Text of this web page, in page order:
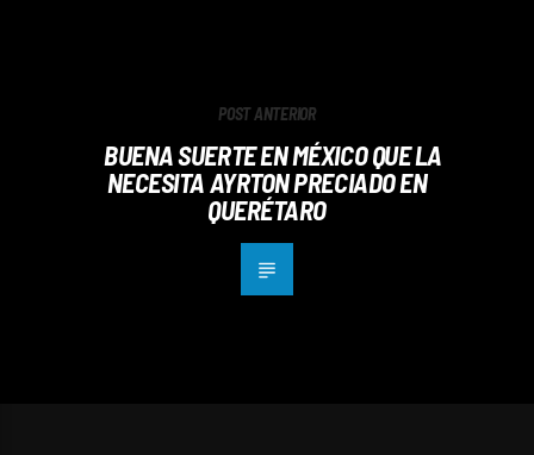
POST ANTERIOR
BUENA SUERTE EN MÉXICO QUE LA
NECESITA AYRTON PRECIADO EN
QUERÉTARO